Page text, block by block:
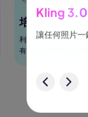
培訓影片
利用ai克隆聲音免費
有風格與情緒變化的
隨，
Kling
讓任何照片一